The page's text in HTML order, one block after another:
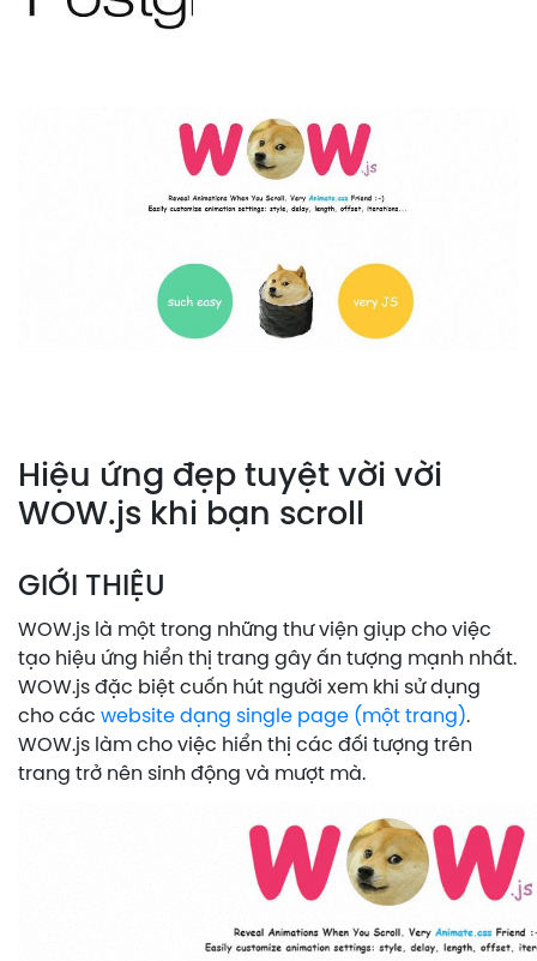
Hiệu ứng đẹp tuyệt vời vời
WOW.js khi bạn scroll
GIỚI THIỆU
WOW.js là một trong những thư viện giụp cho việc
tạo hiệu ứng hiển thị trang gây ấn tượng mạnh nhất.
WOW.js đặc biệt cuốn hút người xem khi sử dụng
cho các website dạng single page (một trang).
WOW.js làm cho việc hiển thị các đối tượng trên
trang trở nên sinh động và mượt mà.